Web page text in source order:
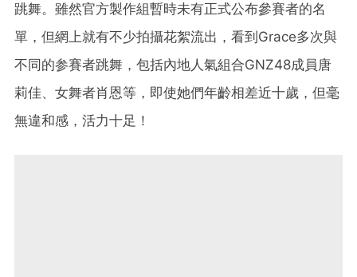
跳舞。雖然官方製作組暫時未有正式公布參賽者的名
單，但網上就有不少拍攝花絮流出，看到Grace多次與
不同的参賽者跳舞，包括內地人氣組合GNZ48成員唐
莉佳、女舞者肖恩等，即使她們年齡相差近十歲，但毫
無違和感，活力十足！